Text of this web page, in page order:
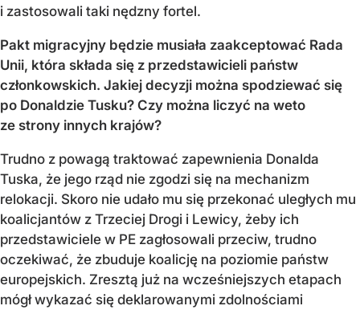
i zastosowali taki nędzny fortel.
Pakt migracyjny będzie musiała zaakceptować Rada
Unii, która składa się z przedstawicieli państw
członkowskich. Jakiej decyzji można spodziewać się
po Donaldzie Tusku? Czy można liczyć na weto
ze strony innych krajów?
Trudno z powagą traktować zapewnienia Donalda
Tuska, że jego rząd nie zgodzi się na mechanizm
relokacji. Skoro nie udało mu się przekonać uległych mu
koalicjantów z Trzeciej Drogi i Lewicy, żeby ich
przedstawiciele w PE zagłosowali przeciw, trudno
oczekiwać, że zbuduje koalicję na poziomie państw
europejskich. Zresztą już na wcześniejszych etapach
mógł wykazać się deklarowanymi zdolnościami